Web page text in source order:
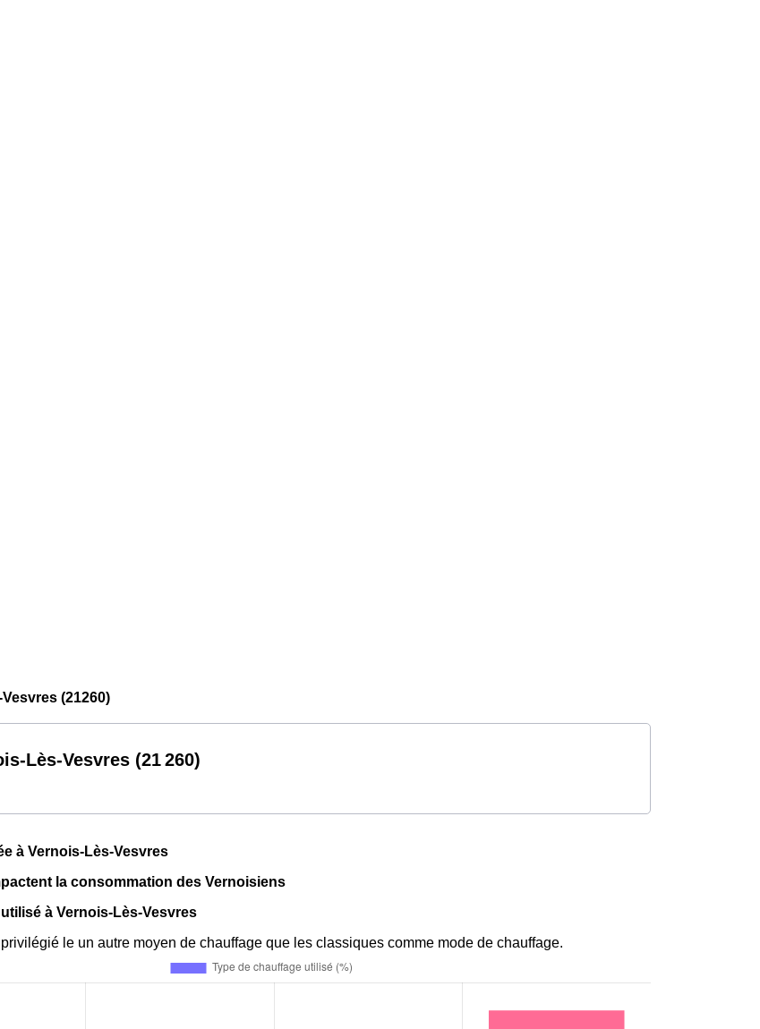
(21260)
Lès-Vesvres (21 260)
à Vernois-Lès-Vesvres
la consommation des Vernoisiens
à Vernois-Lès-Vesvres
le un autre moyen de chauffage que les classiques comme mode de chauffage.